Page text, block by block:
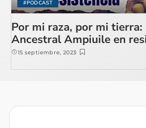
#PODCAST
Por mi raza, por mi tierra:
Ancestral Ampiuile en
15 septiembre, 2023